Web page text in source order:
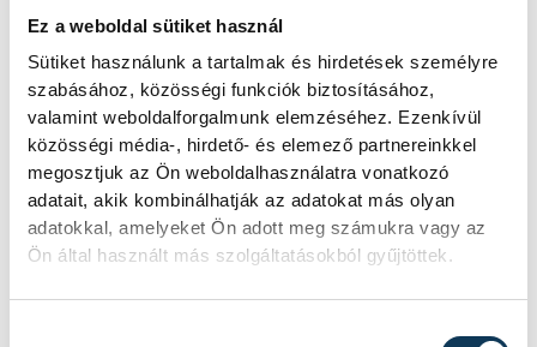
Ez a weboldal sütiket használ
Sütiket használunk a tartalmak és hirdetések személyre
szabásához, közösségi funkciók biztosításához,
valamint weboldalforgalmunk elemzéséhez. Ezenkívül
közösségi média-, hirdető- és elemező partnereinkkel
megosztjuk az Ön weboldalhasználatra vonatkozó
adatait, akik kombinálhatják az adatokat más olyan
adatokkal, amelyeket Ön adott meg számukra vagy az
Ön által használt más szolgáltatásokból gyűjtöttek.
két város újra felveszi majd a kapcsolatot a
közeljövőben. Ennek kapcsán szavát is
adta képviselőnknek, hogy a jövőben
bármikor örömmel segít majd a régiúj
kapcsolat kiépítésében.